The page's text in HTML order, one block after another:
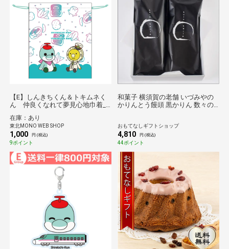
【E】しんきちくん＆トキムネく
ん 仲良くなれて夢見心地巾着_
クター*
在庫：あり
東北MONO WEB SHOP
1,000 円 (税込)
9ポイント
和菓子 横須賀の老舗 いづみやの
かりんとう饅頭 黒かりん 数々の
おもてなしギフトショップ
4,810 円 (税込)
44ポイント